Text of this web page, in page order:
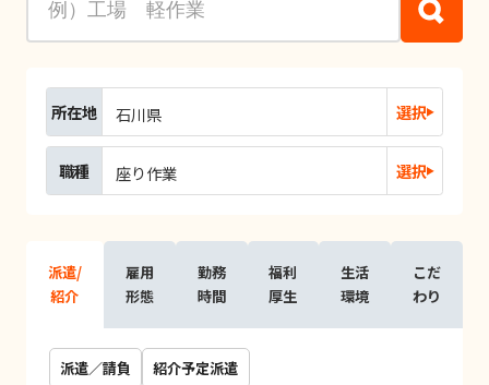
所在地 石川県 選択
職種 座り作業 選択
派遣/
紹介
雇用
形態
勤務
時間
福利
厚生
生活
環境
こだ
わり
派遣／請負 紹介予定派遣